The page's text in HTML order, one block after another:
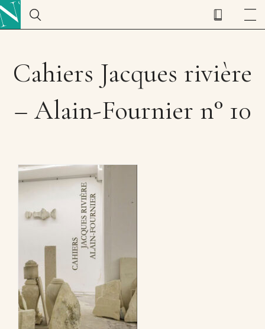
Cahiers Jacques rivière
– Alain-Fournier n° 10